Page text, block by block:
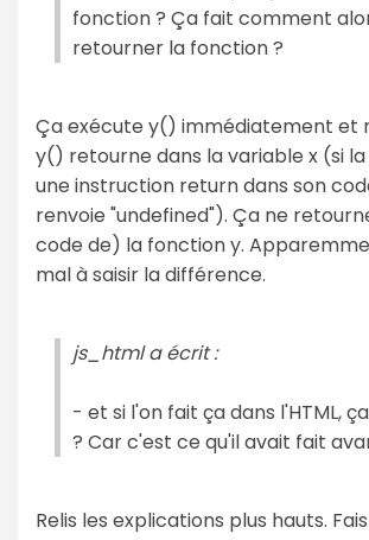
fonction ? Ça fait comment
retourner la fonction ?
Ça exécute y() immédiatement et
y() retourne dans la variable x (si
une instruction return dans son
renvoie "undefined"). Ça ne
code de) la fonction y.
mal à saisir la différence.
js_html a écrit :
- et si l'on fait ça dans l'HTML,
? Car c'est ce qu'il avait fait
Relis les explications plus hauts.